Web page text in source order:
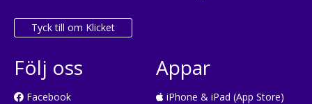
Tyck till om Klicket
Följ oss
Facebook
Appar
iPhone & iPad (App Store)